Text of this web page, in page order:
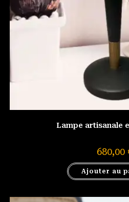
Lampe artisanale
680,00
Ajouter au